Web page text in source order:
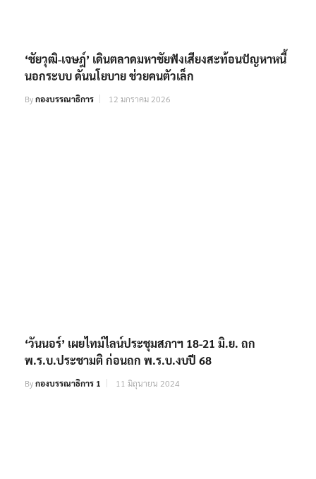
‘ชัยวุฒิ-เจษฎ์’ เดินตลาดมหาชัยฟังเสียงสะท้อนปัญหาหนี้
นอกระบบ ดันนโยบาย ช่วยคนตัวเล็ก
Byกองบรรณาธิการ 12 มกราคม 2026
‘วันนอร์’ เผยไทม์ไลน์ประชุมสภาฯ 18-21 มิ.ย. ถก
พ.ร.บ.ประชามติ ก่อนถก พ.ร.บ.งบปี 68
Byกองบรรณาธิการ 1 11 มิถุนายน 2024